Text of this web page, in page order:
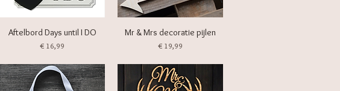
Aftelbord Days until I DO
Prijs
€ 16,99
Mr & Mrs decoratie pijlen
Prijs
€ 19,99